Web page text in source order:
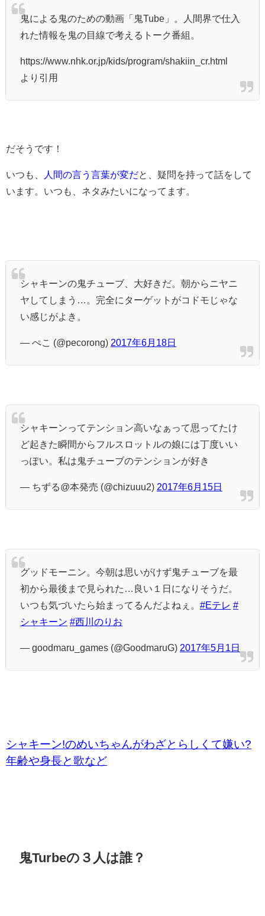
鬼による鬼のための動画「鬼Tube」。人間界で仕入
れた情報を鬼の目線で考えるトーク番組。
https://www.nhk.or.jp/kids/program/shakiin_cr.html
より引用
だそうです！
いつも、 人間の言う言葉が変だと、疑問を持って話をして
います。いつも、ネタみたいになってます。
シャキーンの鬼チューブ、大好きだ。朝からニヤニ
ヤしてしまう…。完全にターゲットがコドモじゃな
い感じがよき。
— ぺこ (@pecorong) 2017年6月18日
シャキーンってテンション高いなぁって思ってたけ
ど起きた瞬間からフルスロットルの娘には丁度いい
っぽい。私は鬼チューブのテンションが好き
— ちずる@本発売 (@chizuuu2) 2017年6月15日
グッドモーニン。今朝は思いがけず鬼チューブを最
初から最後まで見られた…良い１日になりそうだ。
いつも気づいたら始まってるんだよねぇ。 #Eテレ #
シャキーン #西川のりお
— goodmaru_games (@GoodmaruG) 2017年5月1日
シャキーン!のめいちゃんがわざとらしくて嫌い?
年齢や身長と歌など
鬼Turbeの３人は誰？